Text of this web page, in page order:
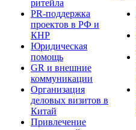
ритейла
PR-поддержка
проектов в РФ и
КНР
Юридическая
помощь
GR и внешние
коммуникации
Организация
деловых визитов в
Китай
Привлечение